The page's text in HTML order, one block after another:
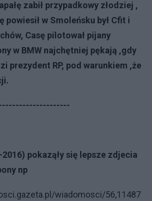
zabił przypadkowy złodziej ,
powiesił w Smoleńsku był Cfit i
Casę pilotował pijany
w BMW najchętniej pękają ,gdy
prezydent RP, pod warunkiem ,że
pokaząły się lepsze zdjecia
np
wiadomosci/56,11487